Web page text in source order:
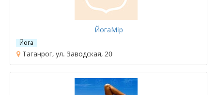
ЙогаМiр
Йога
Таганрог, ул. Заводская, 20